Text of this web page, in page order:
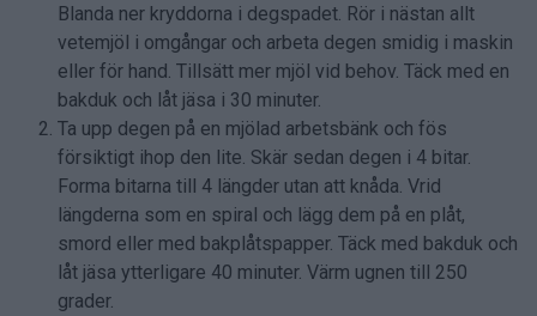
Blanda ner kryddorna i degspadet. Rör i nästan allt
vetemjöl i omgångar och arbeta degen smidig i maskin
eller för hand. Tillsätt mer mjöl vid behov. Täck med en
bakduk och låt jäsa i 30 minuter.
Ta upp degen på en mjölad arbetsbänk och fös
försiktigt ihop den lite. Skär sedan degen i 4 bitar.
Forma bitarna till 4 längder utan att knåda. Vrid
längderna som en spiral och lägg dem på en plåt,
smord eller med bakplåtspapper. Täck med bakduk och
låt jäsa ytterligare 40 minuter. Värm ugnen till 250
grader.